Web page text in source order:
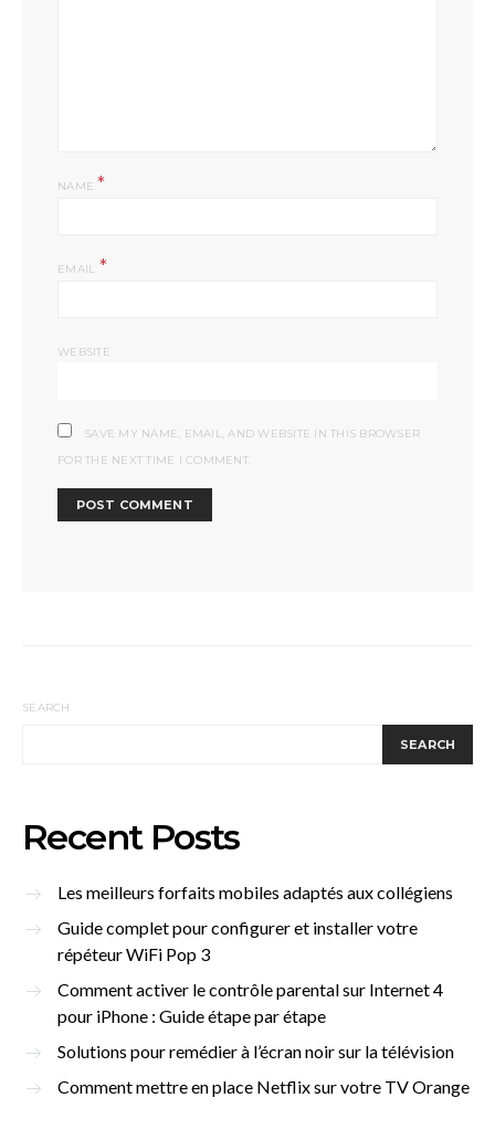
NAME*
EMAIL *
WEBSITE
SAVE MY NAME, EMAIL, AND WEBSITE IN THIS BROWSER
FOR THE NEXT TIME I COMMENT.
SEARCH
SEARCH
Recent Posts
Les meilleurs forfaits mobiles adaptés aux collégiens
Guide complet pour configurer et installer votre
répéteur WiFi Pop 3
Comment activer le contrôle parental sur Internet 4
pour iPhone : Guide étape par étape
Solutions pour remédier à l’écran noir sur la télévision
Comment mettre en place Netflix sur votre TV Orange